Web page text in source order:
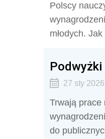
Polscy
młodych.
Podwyżki
27 sty 2026
Trwają prace
do